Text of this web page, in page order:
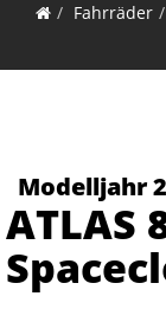
Fahrräder
Modelljahr
ATLAS